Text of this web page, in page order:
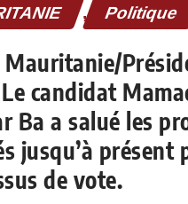
, Politique
Mauritanie/
candidat
Ba a salué les
jusqu’à présent
de vote.